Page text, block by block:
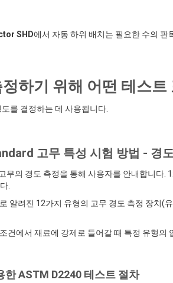
SHD에서 자동 하위 배치는 필요한 수의 판
하기 위해 어떤 테스트
를 결정하는 데 사용됩니다.
고무 특성 시험 방법 - 경
무의 경도 측정을 통해 사용자를 안내합니다.
.
알려진 12가지 유형의 고무 경도 측정 장치(유
건에서 재료에 강제로 들어갈 때 특정 유형의
ASTM D2240 테스트 절차